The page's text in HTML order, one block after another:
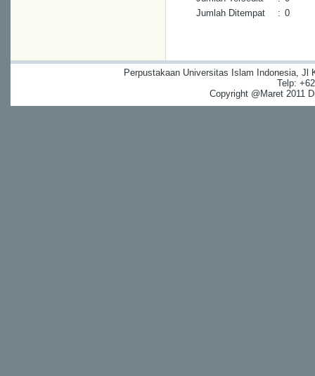
Jumlah Ditempat
: 0
Perpustakaan Universitas Islam Indonesia, Jl
Telp:
Copyright @Maret 2011